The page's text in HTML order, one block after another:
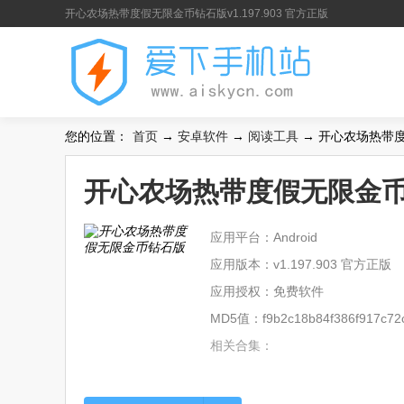
开心农场热带度假无限金币钻石版v1.197.903 官方正版
您的位置： 首页 → 安卓软件 → 阅读工具 → 开心农场热带
开心农场热带度假无限金
应用平台：Android
应用版本：v1.197.903 官方正版
应用授权：免费软件
MD5值：
相关合集：